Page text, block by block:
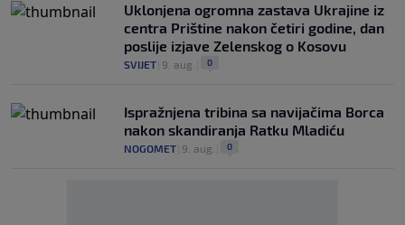
Uklonjena ogromna zastava Ukrajine iz
centra Prištine nakon četiri godine, dan
poslije izjave Zelenskog o Kosovu
SVIJET 9. aug. 0
Ispražnjena tribina sa navijačima Borca
nakon skandiranja Ratku Mladiću
NOGOMET 9. aug. 0